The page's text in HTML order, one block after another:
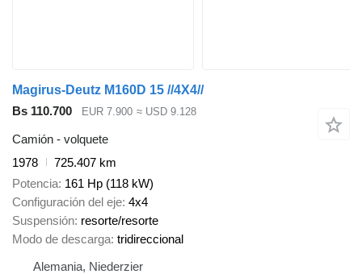
Magirus-Deutz M160D 15 //4X4//
Bs 110.700
EUR 7.900 ≈ USD 9.128
Camión - volquete
1978
725.407 km
Potencia 161 Hp (118 kW)
Configuración del eje 4x4
Suspensión resorte/resorte
Modo de descarga tridireccional
Alemania, Niederzier